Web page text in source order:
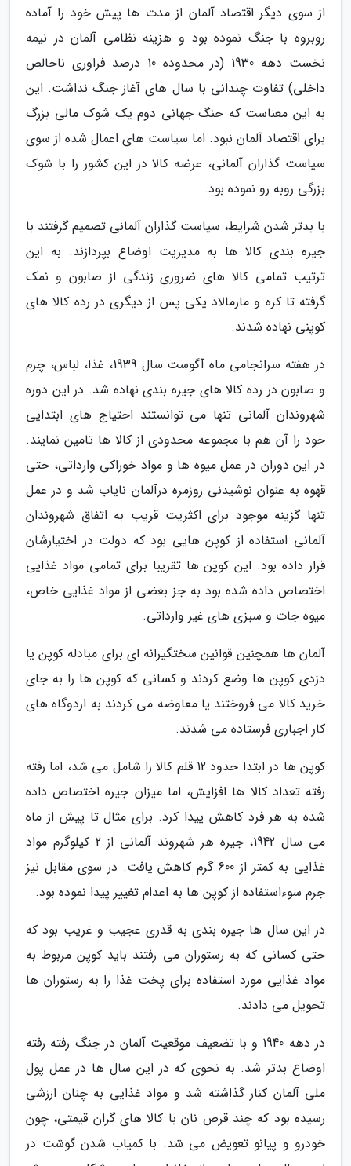
از سوی دیگر اقتصاد آلمان از مدت ها پیش خود را آماده
روبروه با جنگ نموده بود و هزینه نظامی آلمان در نیمه
نخست دهه 1930 (در محدوده 10 درصد فراوری ناخالص
داخلی) تفاوت چندانی با سال های آغاز جنگ نداشت. این
به این معناست که جنگ جهانی دوم یک شوک مالی بزرگ
برای اقتصاد آلمان نبود. اما سیاست های اعمال شده از سوی
سیاست گذاران آلمانی، عرضه کالا در این کشور را با شوک
بزرگی روبه رو نموده بود.
با بدتر شدن شرایط، سیاست گذاران آلمانی تصمیم گرفتند با
جیره بندی کالا ها به مدیریت اوضاع بپردازند. به این
ترتیب تمامی کالا های ضروری زندگی از صابون و نمک
گرفته تا کره و مارمالاد یکی پس از دیگری در رده کالا های
کوپنی نهاده شدند.
در هفته سرانجامی ماه آگوست سال 1939، غذا، لباس، چرم
و صابون در رده کالا های جیره بندی نهاده شد. در این دوره
شهروندان آلمانی تنها می توانستند احتیاج های ابتدایی
خود را آن هم با مجموعه محدودی از کالا ها تامین نمایند.
در این دوران در عمل میوه ها و مواد خوراکی وارداتی، حتی
قهوه به عنوان نوشیدنی روزمره درآلمان نایاب شد و در عمل
تنها گزینه موجود برای اکثریت قریب به اتفاق شهروندان
آلمانی استفاده از کوپن هایی بود که دولت در اختیارشان
قرار داده بود. این کوپن ها تقریبا برای تمامی مواد غذایی
اختصاص داده شده بود به جز بعضی از مواد غذایی خاص،
میوه جات و سبزی های غیر وارداتی.
آلمان ها همچنین قوانین سختگیرانه ای برای مبادله کوپن یا
دزدی کوپن ها وضع کردند و کسانی که کوپن ها را به جای
خرید کالا می فروختند یا معاوضه می کردند به اردوگاه های
کار اجباری فرستاده می شدند.
کوپن ها در ابتدا حدود 12 قلم کالا را شامل می شد، اما رفته
رفته تعداد کالا ها افزایش، اما میزان جیره اختصاص داده
شده به هر فرد کاهش پیدا کرد. برای مثال تا پیش از ماه
می سال 1942، جیره هر شهروند آلمانی از 2 کیلوگرم مواد
غذایی به کمتر از 600 گرم کاهش یافت. در سوی مقابل نیز
جرم سوءاستفاده از کوپن ها به اعدام تغییر پیدا نموده بود.
در این سال ها جیره بندی به قدری عجیب و غریب بود که
حتی کسانی که به رستوران می رفتند باید کوپن مربوط به
مواد غذایی مورد استفاده برای پخت غذا را به رستوران ها
تحویل می دادند.
در دهه 1940 و با تضعیف موقعیت آلمان در جنگ رفته رفته
اوضاع بدتر شد. به نحوی که در این سال ها در عمل پول
ملی آلمان کنار گذاشته شد و مواد غذایی به چنان ارزشی
رسیده بود که چند قرص نان با کالا های گران قیمتی، چون
خودرو و پیانو تعویض می شد. با کمیاب شدن گوشت در